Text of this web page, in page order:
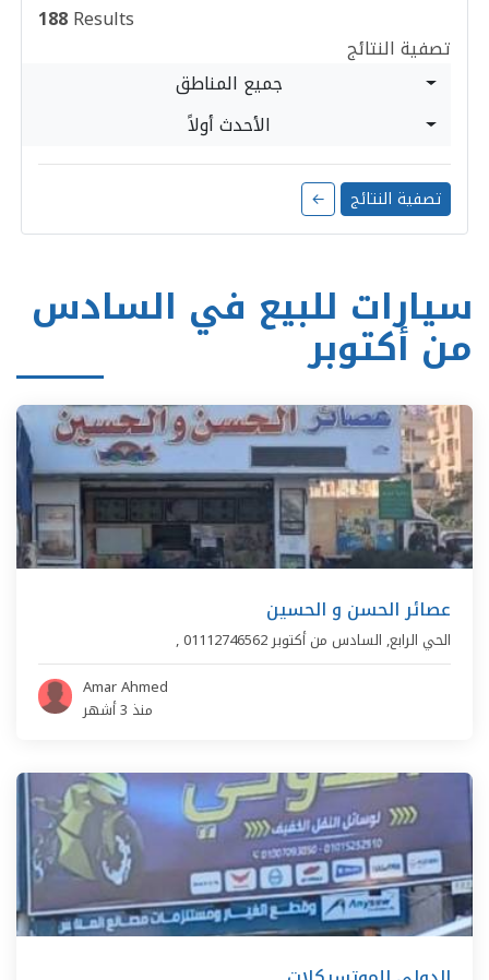
188Results
تصفية النتائج
جميع المناطق
الأحدث أولاً
← تصفية النتائج
سيارات للبيع في السادس
من أكتوبر
عصائر الحسن و الحسين
, الحي الرابع, السادس من أكتوبر
Amar Ahmed
منذ 3 أشهر